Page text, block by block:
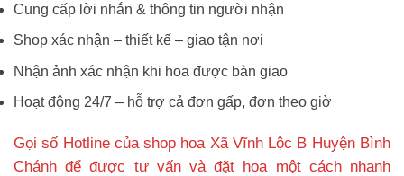
Cung cấp lời nhắn & thông tin người nhận
Shop xác nhận – thiết kế – giao tận nơi
Nhận ảnh xác nhận khi hoa được bàn giao
Hoạt động 24/7 – hỗ trợ cả đơn gấp, đơn theo giờ
Gọi số Hotline của shop hoa Xã Vĩnh Lộc B Huyện Bình
Chánh để được tư vấn và đặt hoa một cách nhanh